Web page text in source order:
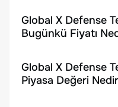
Global X Defense
Bugünkü Fiyatı
Global X Defense
Piyasa Değeri